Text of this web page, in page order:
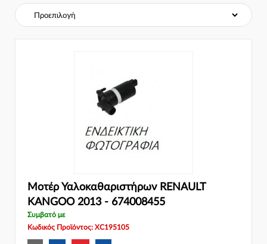
Μοτέρ Υαλοκαθαριστήρων RENAULT
KANGOO 2013 - 674008455
Συμβατό με
Κωδικός Προϊόντος: XC195105